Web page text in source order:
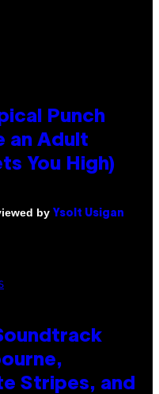
Punch
an Adult
You High)
by Ysolt Usigan
Stripes, and